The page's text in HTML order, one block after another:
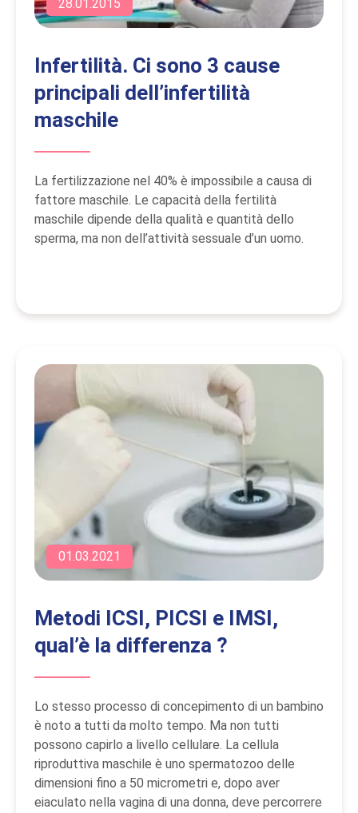
28.01.2015
Infertilità. Ci sono 3 cause
principali dell’infertilità
maschile
La fertilizzazione nel 40% è impossibile a causa di
fattore maschile. Le capacità della fertilità
maschile dipende della qualità e quantità dello
sperma, ma non dell’attività sessuale d’un uomo.
01.03.2021
Metodi ICSI, PICSI e IMSI,
qual’è la differenza ?
Lo stesso processo di concepimento di un bambino
è noto a tutti da molto tempo. Ma non tutti
possono capirlo a livello cellulare. La cellula
riproduttiva maschile è uno spermatozoo delle
dimensioni fino a 50 micrometri e, dopo aver
eiaculato nella vagina di una donna, deve percorrere